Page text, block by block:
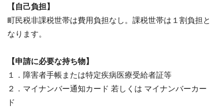
【自己負担】
町民税非課税世帯は費用負担なし。課税世帯は１割負担と
なります。
【申請に必要な持ち物】
１．障害者手帳または特定疾病医療受給者証等
２．マイナンバー通知カード 若しくは マイナンバーカー
ド